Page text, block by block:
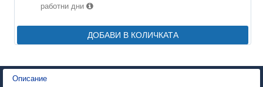
работни дни
ДОБАВИ В КОЛИЧКАТА
Описание